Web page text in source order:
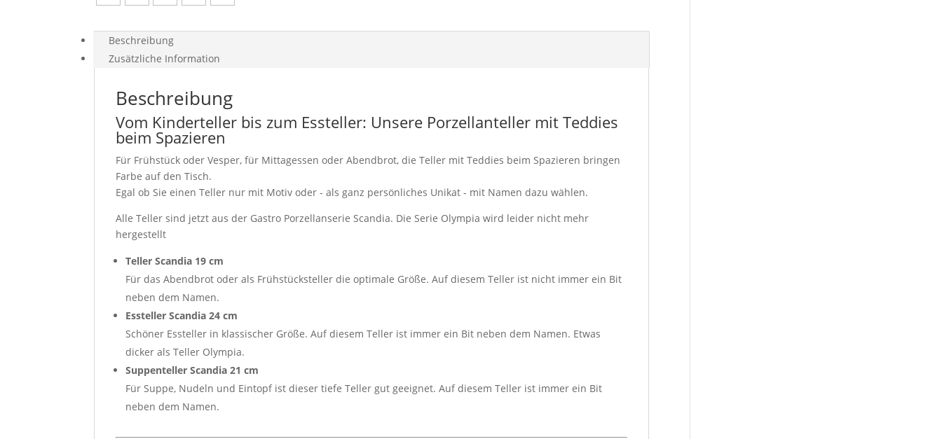
Beschreibung
Zusätzliche Information
Beschreibung
Vom Kinderteller bis zum Essteller: Unsere Porzellanteller mit Teddies
beim Spazieren
Für Frühstück oder Vesper, für Mittagessen oder Abendbrot, die Teller mit Teddies beim Spazieren bringen
Farbe auf den Tisch.
Egal ob Sie einen Teller nur mit Motiv oder - als ganz persönliches Unikat - mit Namen dazu wählen.
Alle Teller sind jetzt aus der Gastro Porzellanserie Scandia. Die Serie Olympia wird leider nicht mehr
hergestellt
Teller Scandia 19 cm
Für das Abendbrot oder als Frühstücksteller die optimale Größe. Auf diesem Teller ist nicht immer ein Bit
neben dem Namen.
Essteller Scandia 24 cm
Schöner Essteller in klassischer Größe. Auf diesem Teller ist immer ein Bit neben dem Namen. Etwas
dicker als Teller Olympia.
Suppenteller Scandia 21 cm
Für Suppe, Nudeln und Eintopf ist dieser tiefe Teller gut geeignet. Auf diesem Teller ist immer ein Bit
neben dem Namen.